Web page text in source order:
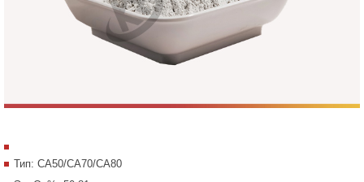
Тип: CA50/CA70/CA80